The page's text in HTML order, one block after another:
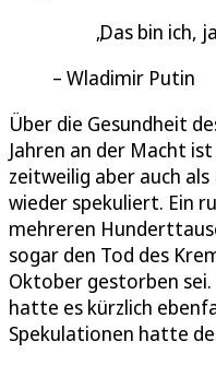
Das bin ich,
Wladimir Putin
Über die Gesundheit
Jahren an der Macht
zeitweilig aber auch
wieder spekuliert. Ein
mehreren
sogar den Tod des
Oktober gestorben
hatte es kürzlich
Spekulationen hatte